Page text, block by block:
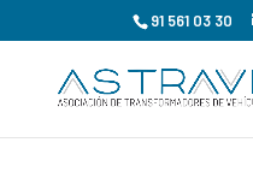
91 561 03 30